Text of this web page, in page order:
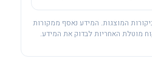
המוצגות. המידע נאסף ממקורות
מוטלת האחריות לבדוק את המידע.